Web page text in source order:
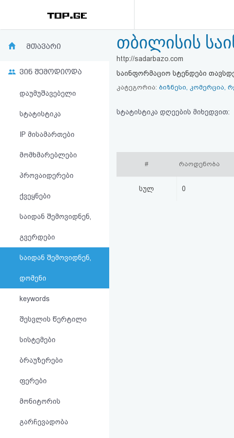
რეიტინგი
კითხვა-
პასუხი
ავტორიზაცია
რეგისტრაცია
სალიცენზიო
შეთანხმება
მთავარი
ვინ შემოდიოდა
დაუმუშავებელი
სტატისტიკა
IP მისამართები
მომხმარებლები
პროვაიდერები
ქვეყნები
საიდან შემოვიდნენ,
გვერდები
საიდან შემოვიდნენ,
დომენი
keywords
შესვლის წერტილი
სისტემები
ბრაუზერები
ფერები
მონიტორის
გარჩევადობა
თბილისის
http://sadarbazo.com
საინფორმაციო სტენდები
კატეგორია: ბიზნესი, კომერცია,
სტატისტიკა დღეების მიხედვით:
# რაოდენობა
სულ 0